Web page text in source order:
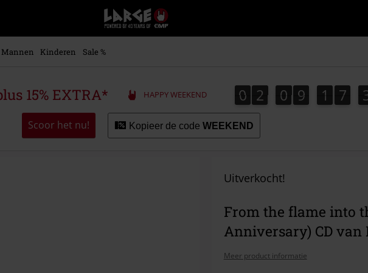
Large
–
Muziek-,
+
kleding
Mannen Kinderen Sale %
15% EXTRA* HAPPY WEEKEND 0
0 2
2 0
0 9
9 1
1 7
7
Scoor het nu! Kopieer de code WEEKEND
Uitverkocht!
From the flame into
Anniversary) CD van
Meer product informatie